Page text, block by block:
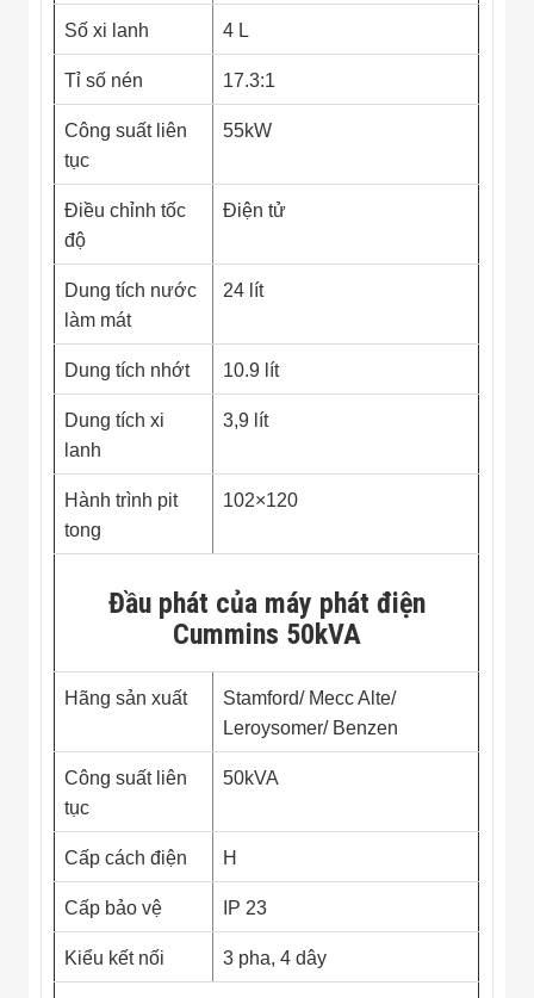
Máy
Xưởng -
Số xi lanh 4 L
Tỉ số nén 17.3:1
Công suất liên
tục
55kW
Điều chỉnh tốc
độ
Điện tử
Dung tích nước
làm mát
24 lít
Dung tích nhớt 10.9 lít
Dung tích xi
lanh
3,9 lít
Hành trình pit
tong
102×120
Đầu phát của máy phát điện
Cummins 50kVA
Hãng sản xuất
Stamford/ Mecc Alte/
Leroysomer/ Benzen
Công suất liên
tục
50kVA
Cấp cách điện H
Cấp bảo vệ IP 23
Kiểu kết nối 3 pha, 4 dây